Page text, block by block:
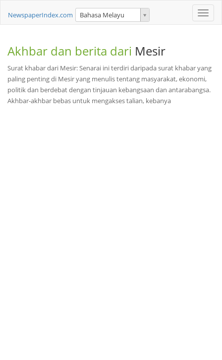
Toggle
NewspaperIndex.com Bahasa Melayu
Akhbar dan berita dari Mesir
Surat khabar dari Mesir: Senarai ini terdiri daripada surat khabar yang
paling penting di Mesir yang menulis tentang masyarakat, ekonomi,
politik dan berdebat dengan tinjauan kebangsaan dan antarabangsa.
Akhbar-akhbar bebas untuk mengakses talian, kebanya